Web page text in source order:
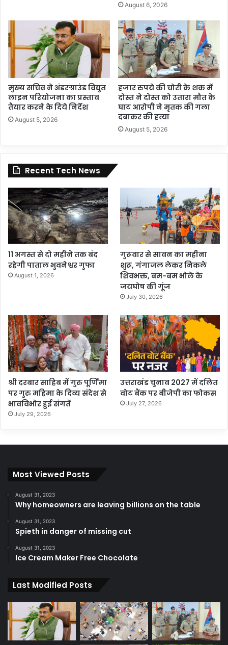
August 6, 2026
मुख्य सचिव ने अंडरग्राउंड विद्युत
लाइन परियोजना का प्रस्ताव
तैयार करने के दिये निर्देश
August 5, 2026
हजार रुपये की चोरी के शक में
दोस्त ने दोस्त को उतारा मौत के
घाट आरोपी ने मृतक की गला
दबाकर की हत्या
August 5, 2026
Recent Tech News
11 अगस्त से दो महीने तक बंद
रहेगी पाताल भुवनेश्वर गुफा
August 1, 2026
गुरूवार से सावन का महीना
शुरू, गंगाजल लेकर निकले
शिवभक्त, बम-बम भोले के
जयघोष की गूंज
July 30, 2026
श्री दरबार साहिब में गुरु पूर्णिमा
पर गुरु महिमा के दिव्य संदेश से
भावविभोर हुई संगतें
July 29, 2026
उत्तराखंड चुनाव 2027 में दलित
वोट बैंक पर बीजेपी का फोकस
July 27, 2026
Most Viewed Posts
August 31, 2023
Why homeowners are leaving billions on the table
August 31, 2023
Spieth in danger of missing cut
August 31, 2023
Ice Cream Maker Free Chocolate
Last Modified Posts